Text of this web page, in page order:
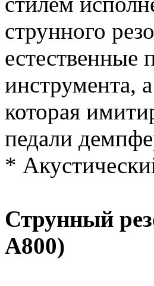
струнного
естественные
инструмента,
которая
педали
*
Струнный
A800)